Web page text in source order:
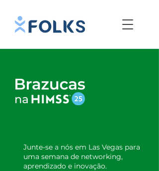
Junte-se a nós em Las Vegas para
uma semana de networking,
aprendizado e inovação.